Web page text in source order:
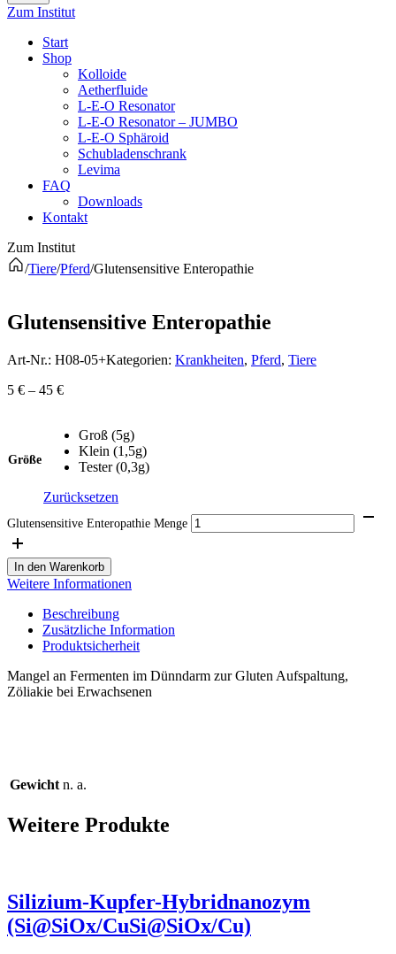
Zum Institut
Start
Shop
Kolloide
Aetherfluide
L-E-O Resonator
L-E-O Resonator – JUMBO
L-E-O Sphäroid
Schubladenschrank
Levima
FAQ
Downloads
Kontakt
Zum Institut
/Tiere/Pferd/Glutensensitive Enteropathie
Glutensensitive Enteropathie
Art-Nr.: H08-05+Kategorien: Krankheiten, Pferd, Tiere
5 € – 45 €
Größe
Groß (5g)
Klein (1,5g)
Tester (0,3g)
Zurücksetzen
Glutensensitive Enteropathie Menge
In den Warenkorb
Weitere Informationen
Beschreibung
Zusätzliche Information
Produktsicherheit
Mangel an Fermenten im Dünndarm zur Gluten Aufspaltung,
Zöliakie bei Erwachsenen
Gewicht n. a.
Weitere Produkte
Silizium-Kupfer-Hybridnanozym
(Si@SiOx/CuSi@SiOx​/Cu)